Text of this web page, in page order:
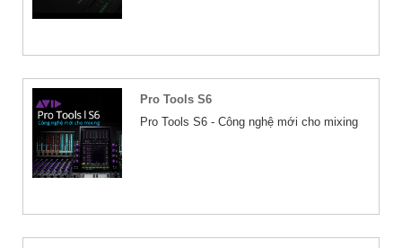
Pro Tools S6
Pro Tools S6 - Công nghệ mới cho mixing